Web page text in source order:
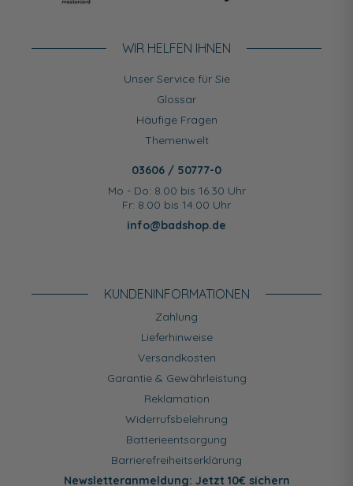
WIR HELFEN IHNEN
Unser Service für Sie
Glossar
Häufige Fragen
Themenwelt
03606 / 50777-0
Mo - Do: 8.00 bis 16.30 Uhr
Fr: 8.00 bis 14.00 Uhr
info@badshop.de
KUNDEN­INFORMATIONEN
Zahlung
Lieferhinweise
Versandkosten
Garantie & Gewährleistung
Reklamation
Widerrufsbelehrung
Batterieentsorgung
Barrierefreiheitserklärung
Newsletteranmeldung: Jetzt 10€ sichern